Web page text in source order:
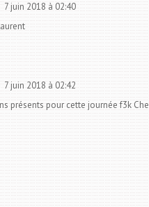
7 juin 2018 à 02:40
7 juin 2018 à 02:42
présents pour cette journée f3k